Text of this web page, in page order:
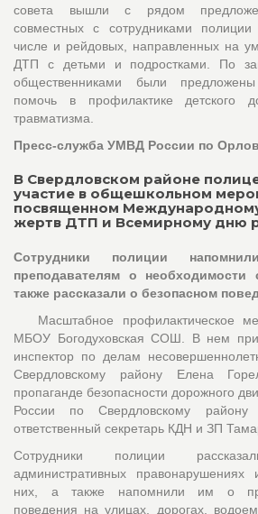
совета вышли с рядом
совместных с сотрудниками
числе и рейдовых, направленных на
ДТП с детьми и подростками. По
общественниками были
помочь в профилактике детского
травматизма.
Пресс-служба УМВД России по
В Свердловском районе
участие в общешкольном
посвященном
жертв ДТП и Всемирному дню
Сотрудники полиции
преподавателям о
также рассказали о безопасном
Масштабное профилактическое
МБОУ Богодуховская СОШ. В нем
инспектор по делам
Свердловскому району Елена
пропаганде безопасности дорожного
России по Свердловскому
ответственный секретарь КДН и ЗП
Сотрудники полиции
административных правонарушениях
них, а также напомнили им о
поведения на улицах, дорогах,